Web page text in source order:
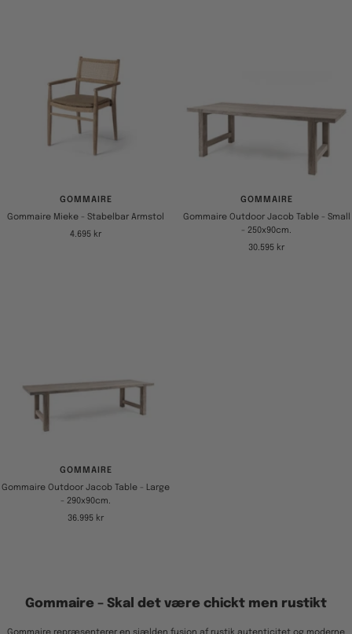
GOMMAIRE
Gommaire Mieke - Stabelbar Armstol
Tilbudspris
4.695 kr
GOMMAIRE
Gommaire Outdoor Jacob Table - Small
- 250x90cm.
Tilbudspris
30.595 kr
GOMMAIRE
Gommaire Outdoor Jacob Table - Large
- 290x90cm.
Tilbudspris
36.995 kr
Gommaire – Skal det være chickt men rustikt